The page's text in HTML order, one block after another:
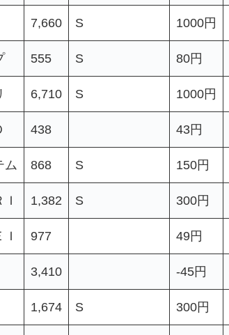
7,660 S 1000円
555 S 80円
6,710 S 1000円
438 43円
ム 868 S 150円
1,382 S 300円
977 49円
3,410 -45円
1,674 S 300円